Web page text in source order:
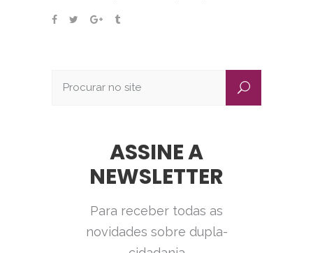
ASSINE A
NEWSLETTER
Para receber todas as
novidades sobre dupla-